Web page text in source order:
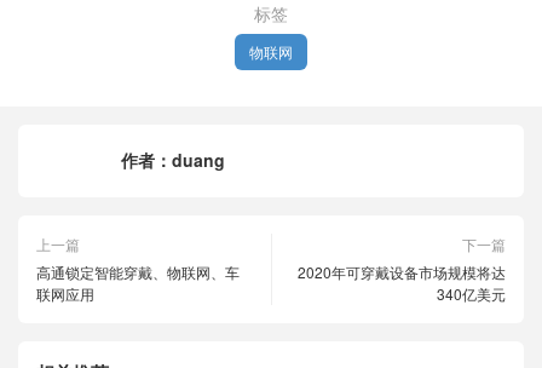
标签
物联网
作者： duang
上一篇
高通锁定智能穿戴、物联网、车
联网应用
下一篇
2020年可穿戴设备市场规模将达
340亿美元